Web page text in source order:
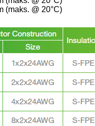
(maks. @ 20°C)